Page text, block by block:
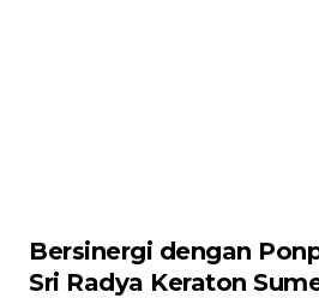
‎Bersinergi dengan
Sri Radya Keraton